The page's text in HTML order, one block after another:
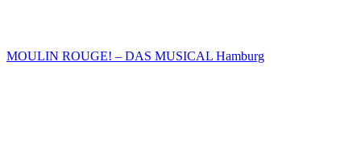
MOULIN ROUGE! – DAS MUSICAL Hamburg